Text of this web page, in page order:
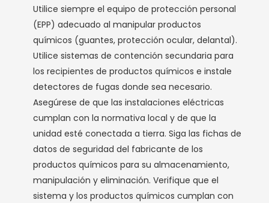
Utilice siempre el equipo de protección personal
(EPP) adecuado al manipular productos
químicos (guantes, protección ocular, delantal).
Utilice sistemas de contención secundaria para
los recipientes de productos químicos e instale
detectores de fugas donde sea necesario.
Asegúrese de que las instalaciones eléctricas
cumplan con la normativa local y de que la
unidad esté conectada a tierra. Siga las fichas de
datos de seguridad del fabricante de los
productos químicos para su almacenamiento,
manipulación y eliminación. Verifique que el
sistema y los productos químicos cumplan con